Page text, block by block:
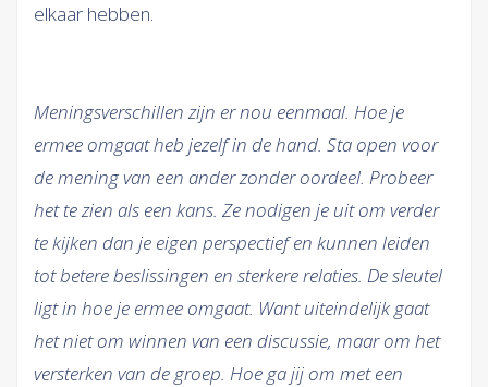
elkaar hebben.
Meningsverschillen zijn er nou eenmaal. Hoe je
ermee omgaat heb jezelf in de hand. Sta open voor
de mening van een ander zonder oordeel. Probeer
het te zien als een kans. Ze nodigen je uit om verder
te kijken dan je eigen perspectief en kunnen leiden
tot betere beslissingen en sterkere relaties. De sleutel
ligt in hoe je ermee omgaat. Want uiteindelijk gaat
het niet om winnen van een discussie, maar om het
versterken van de groep. Hoe ga jij om met een